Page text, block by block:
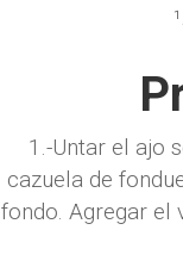
1.-Untar el ajo
cazuela de
fondo. Agregar el